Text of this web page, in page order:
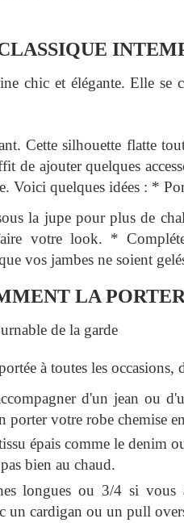
chic et élégante. Elle se
Cette silhouette flatte
de ajouter quelques
Voici quelques idées : *
la jupe pour plus de
votre look. *
vos jambes ne soient
LA
de la garde
à toutes les occasions,
d'un jean ou
porter votre robe chemise
épais comme le denim
bien au chaud.
longues ou 3/4 si
un cardigan ou un pull